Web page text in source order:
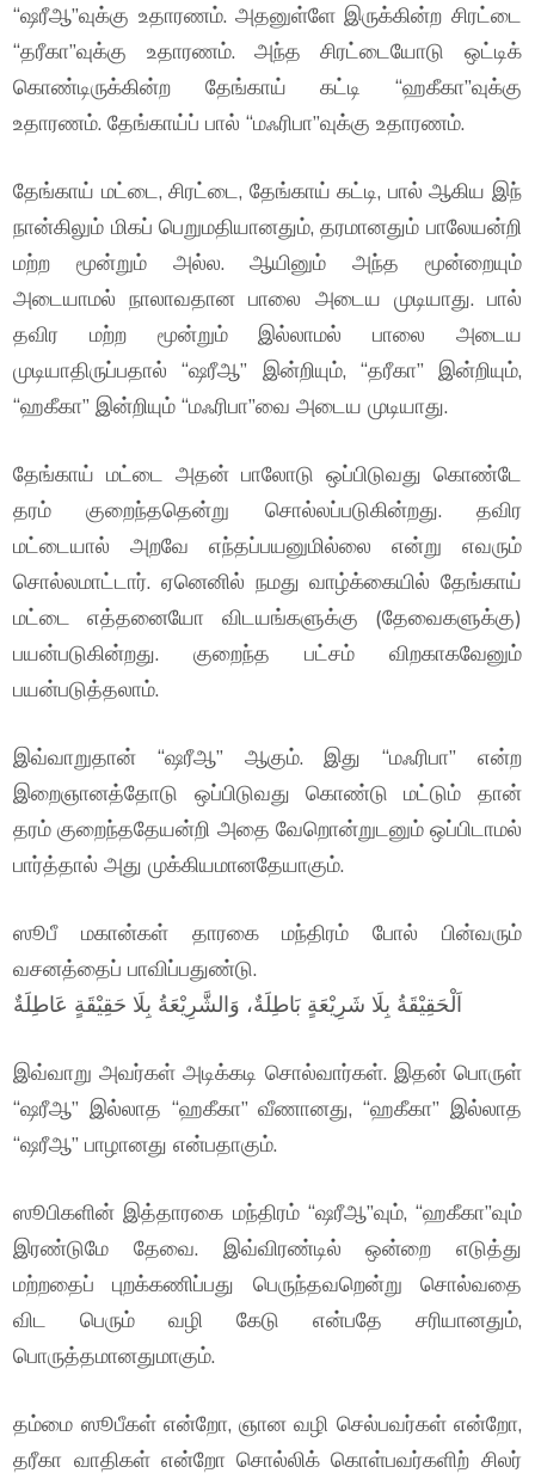
“ஷரீஆ”வுக்கு உதாரணம். அதனுள்ளே இருக்கின்ற சிரட்டை
“தரீகா”வுக்கு உதாரணம். அந்த சிரட்டையோடு ஒட்டிக்
கொண்டிருக்கின்ற தேங்காய் கட்டி “ஹகீகா”வுக்கு
உதாரணம். தேங்காய்ப் பால் “மஃரிபா”வுக்கு உதாரணம்.
தேங்காய் மட்டை, சிரட்டை, தேங்காய் கட்டி, பால் ஆகிய இந்
நான்கிலும் மிகப் பெறுமதியானதும், தரமானதும் பாலேயன்றி
மற்ற மூன்றும் அல்ல. ஆயினும் அந்த மூன்றையும்
அடையாமல் நாலாவதான பாலை அடைய முடியாது. பால்
தவிர மற்ற மூன்றும் இல்லாமல் பாலை அடைய
முடியாதிருப்பதால் “ஷரீஆ” இன்றியும், “தரீகா” இன்றியும்,
“ஹகீகா” இன்றியும் “மஃரிபா”வை அடைய முடியாது.
தேங்காய் மட்டை அதன் பாலோடு ஒப்பிடுவது கொண்டே
தரம் குறைந்ததென்று சொல்லப்படுகின்றது. தவிர
மட்டையால் அறவே எந்தப்பயனுமில்லை என்று எவரும்
சொல்லமாட்டார். ஏனெனில் நமது வாழ்க்கையில் தேங்காய்
மட்டை எத்தனையோ விடயங்களுக்கு (தேவைகளுக்கு)
பயன்படுகின்றது. குறைந்த பட்சம் விறகாகவேனும்
பயன்படுத்தலாம்.
இவ்வாறுதான் “ஷரீஆ” ஆகும். இது “மஃரிபா” என்ற
இறைஞானத்தோடு ஒப்பிடுவது கொண்டு மட்டும் தான்
தரம் குறைந்ததேயன்றி அதை வேறொன்றுடனும் ஒப்பிடாமல்
பார்த்தால் அது முக்கியமானதேயாகும்.
ஸூபீ மகான்கள் தாரகை மந்திரம் போல் பின்வரும்
வசனத்தைப் பாவிப்பதுண்டு.
اَلْحَقِيْقَةُ بِلَا شَرِيْعَةٍ بَاطِلَةٌ، وَالشَّرِيْعَةُ بِلَا حَقِيْقَةٍ عَاطِلَةٌ
இவ்வாறு அவர்கள் அடிக்கடி சொல்வார்கள். இதன் பொருள்
“ஷரீஆ” இல்லாத “ஹகீகா” வீணானது, “ஹகீகா” இல்லாத
“ஷரீஆ” பாழானது என்பதாகும்.
ஸூபிகளின் இத்தாரகை மந்திரம் “ஷரீஆ”வும், “ஹகீகா”வும்
இரண்டுமே தேவை. இவ்விரண்டில் ஒன்றை எடுத்து
மற்றதைப் புறக்கணிப்பது பெருந்தவறென்று சொல்வதை
விட பெரும் வழி கேடு என்பதே சரியானதும்,
பொருத்தமானதுமாகும்.
தம்மை ஸூபீகள் என்றோ, ஞான வழி செல்பவர்கள் என்றோ,
தரீகா வாதிகள் என்றோ சொல்லிக் கொள்பவர்களிற் சிலர்